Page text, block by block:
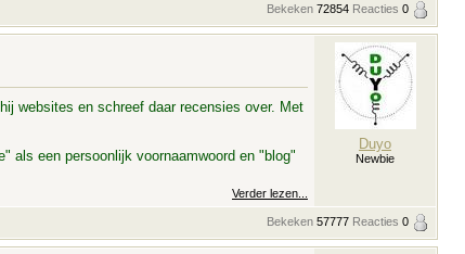
Bekeken 72854 Reacties 0
websites en schreef daar recensies over. Met
als een persoonlijk voornaamwoord en "blog"
Verder lezen...
Duyo
Newbie
Bekeken 57777 Reacties 0